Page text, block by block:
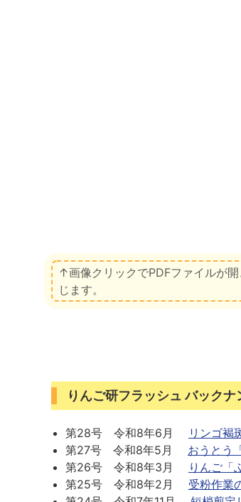
↑画像クリックでPDFファイルが
じます。
りんご研フラッシュ バック
第28号 令和8年6月
リンゴ褐
第27号 令和8年5月 おうとう
第26号 令和8年3月
りんご「
第25号 令和8年2月 受粉作業